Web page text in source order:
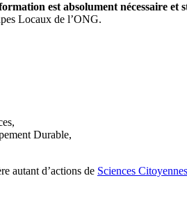
est absolument nécessaire
Locaux de l’ONG.
Durable,
autant d’actions de Sciences Citoyennes